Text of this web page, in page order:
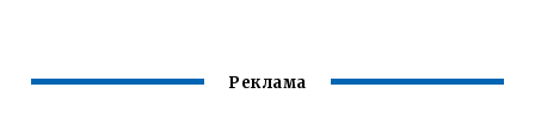
Реклама